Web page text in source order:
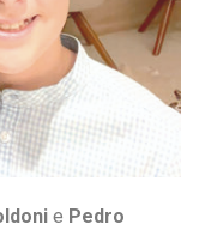
e Pedro